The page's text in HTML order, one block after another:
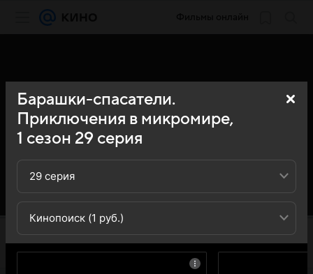
Барашки-спасатели.
Приключения в микромире,
1 сезон 29 серия
29 серия
Кинопоиск (1 руб.)